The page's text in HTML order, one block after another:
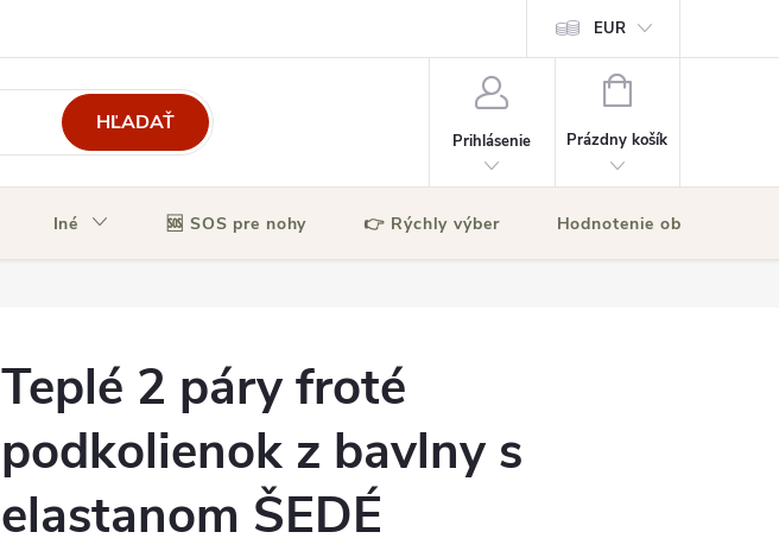
EUR
HĽADAŤ
Prihlásenie
NÁKUPNÝ
Prázdny košík
Iné 🆘 SOS pre nohy 👉 Rýchly výber Hodnotenie obchodu
Teplé 2 páry froté
podkolienok z bavlny s
elastanom ŠEDÉ